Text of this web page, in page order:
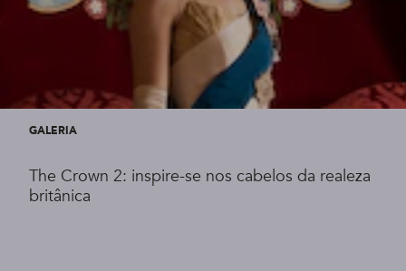
GALERIA
The Crown 2: inspire-se nos cabelos da realeza
britânica